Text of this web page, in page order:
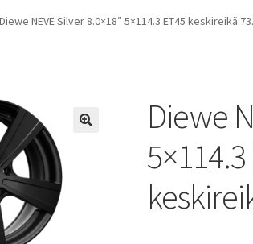
Diewe NEVE Silver 8.0×18″ 5×114.3 ET45
Diewe
5×114.3